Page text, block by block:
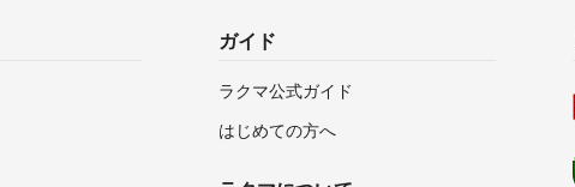
ガイド
ラクマ公式ガイド
はじめての方へ